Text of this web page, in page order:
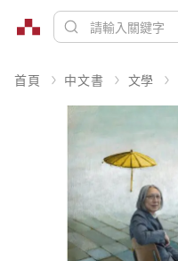
首頁 中文書 文學